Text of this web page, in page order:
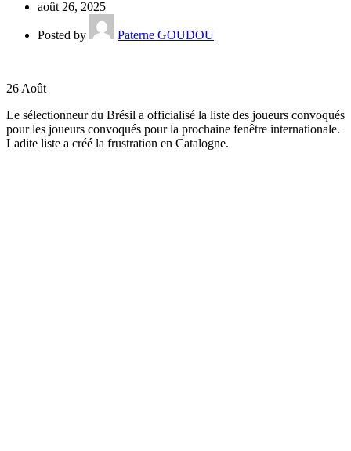
août 26, 2025
Posted by Paterne GOUDOU
26 Août
Le sélectionneur du Brésil a officialisé la liste des joueurs convoqués
pour les joueurs convoqués pour la prochaine fenêtre internationale.
Ladite liste a créé la frustration en Catalogne.